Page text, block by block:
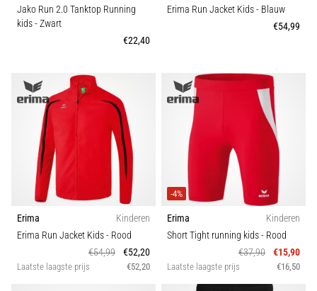
Jako Run 2.0 Tanktop Running
kids- Zwart
€22,40
Erima Run Jacket Kids- Blauw
€54,99
Erima
Kinderen
Erima Run Jacket Kids- Rood
€54,99
€52,20
Laatste laagste prijs €52,20
-4%
Erima
Kinderen
Short Tight running kids- Rood
€37,90
€15,90
Laatste laagste prijs €16,50